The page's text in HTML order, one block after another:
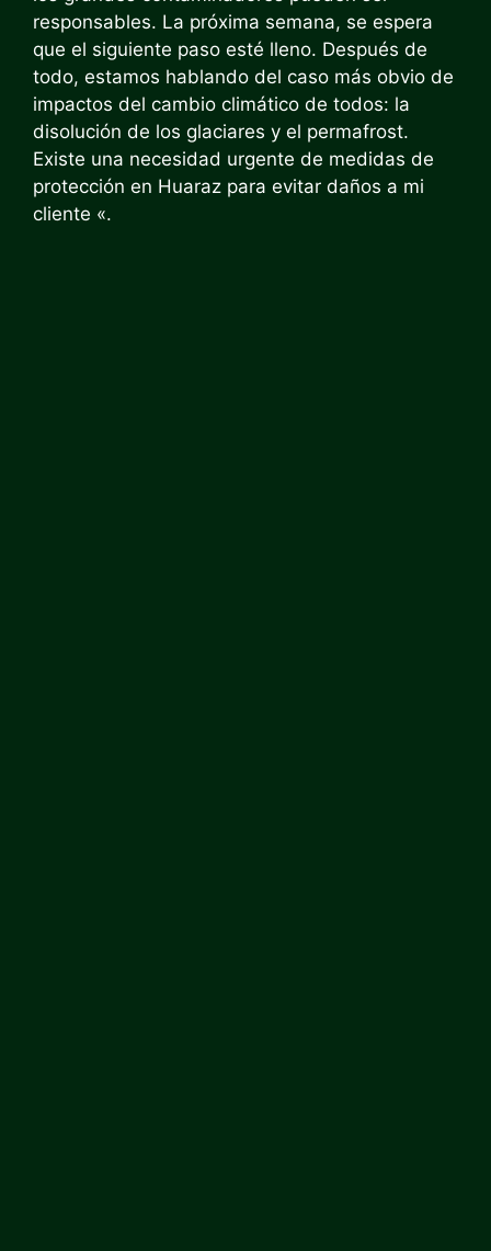
responsables. La próxima semana, se espera
que el siguiente paso esté lleno. Después de
todo, estamos hablando del caso más obvio de
impactos del cambio climático de todos: la
disolución de los glaciares y el permafrost.
Existe una necesidad urgente de medidas de
protección en Huaraz para evitar daños a mi
cliente «.